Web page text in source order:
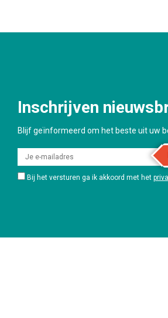
Inschrijven
Blijf geïnformeerd om het beste uit uw
Bij het versturen ga ik akkoord met het